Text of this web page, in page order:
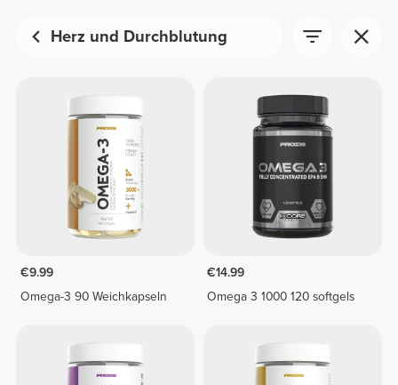
Herz und Durchblutung
€9.99
Omega-3 90 Weichkapseln
€14.99
Omega 3 1000 120 softgels